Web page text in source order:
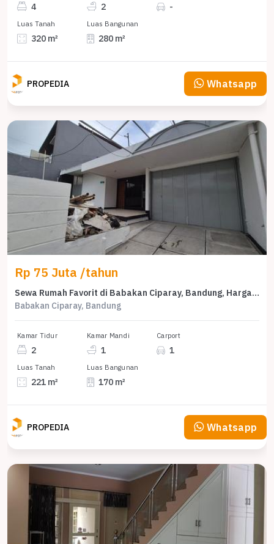
4 2 -
Luas Tanah
320 m²
Luas Bangunan
280 m²
PROPEDIA Whatsapp
Rp 75 Juta /tahun
Sewa Rumah Favorit di Babakan Ciparay, Bandung, Harga Terjangkau
Babakan Ciparay, Bandung
Kamar Tidur
2
Kamar Mandi
1
Carport
1
Luas Tanah
221 m²
Luas Bangunan
170 m²
PROPEDIA Whatsapp